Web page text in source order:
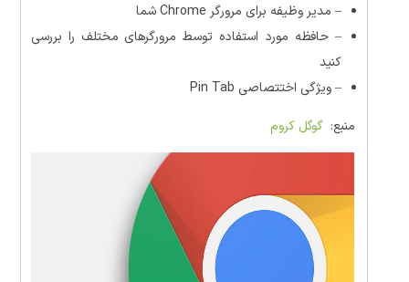
– مدیر وظیفه برای مرورگر Chrome شما
– حافظه مورد استفاده توسط مرورگرهای مختلف را بررسی
کنید
– ویژگی اختتصاصی Pin Tab
منبع:گوگل کروم